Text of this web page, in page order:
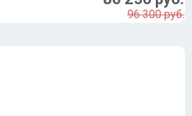
96 300 руб.